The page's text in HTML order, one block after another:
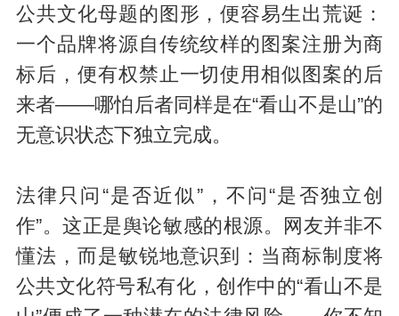
公共文化母题的图形，便容易生出荒诞：
一个品牌将源自传统纹样的图案注册为商
标后，便有权禁止一切使用相似图案的后
来者——哪怕后者同样是在“看山不是山”的
无意识状态下独立完成。
法律只问“是否近似”，不问“是否独立创
作”。这正是舆论敏感的根源。网友并非不
懂法，而是敏锐地意识到：当商标制度将
公共文化符号私有化，创作中的“看山不是